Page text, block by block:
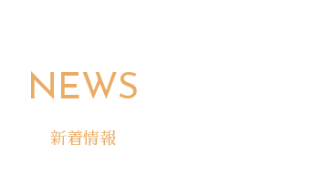
NEWS
新着情報